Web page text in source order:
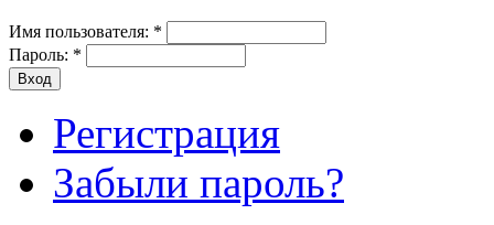
Имя пользователя: *
Пароль: *
Регистрация
Забыли пароль?